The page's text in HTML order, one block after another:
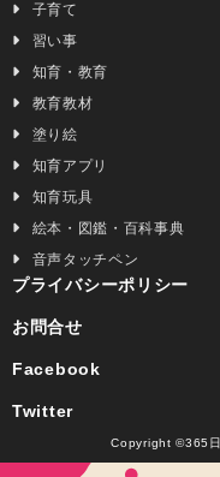
子育て
習い事
知育・教育
教育教材
塗り絵
知育アプリ
知育玩具
絵本・図鑑・百科事典
音声タッチペン
プライバシーポリシー
お問合せ
Facebook
Twitter
Copyright ©365